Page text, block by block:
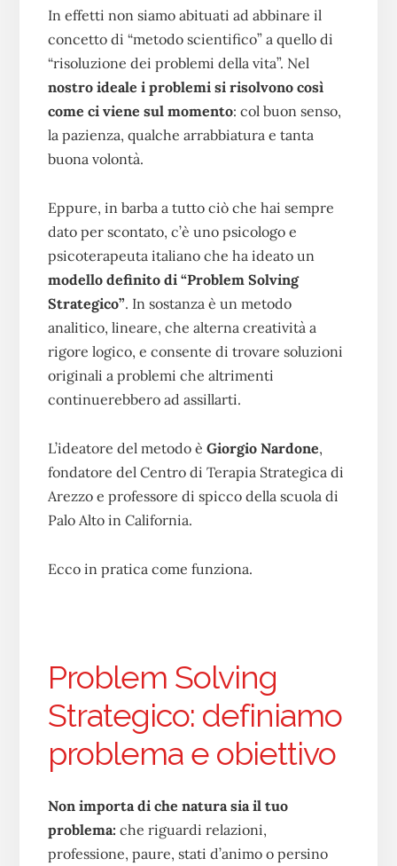
In effetti non siamo abituati ad abbinare il
concetto di “metodo scientifico” a quello di
“risoluzione dei problemi della vita”. Nel
nostro ideale i problemi si risolvono così
come ci viene sul momento: col buon senso,
la pazienza, qualche arrabbiatura e tanta
buona volontà.
Eppure, in barba a tutto ciò che hai sempre
dato per scontato, c’è uno psicologo e
psicoterapeuta italiano che ha ideato un
modello definito di “Problem Solving
Strategico”. In sostanza è un metodo
analitico, lineare, che alterna creatività a
rigore logico, e consente di trovare soluzioni
originali a problemi che altrimenti
continuerebbero ad assillarti.
L’ideatore del metodo è Giorgio Nardone,
fondatore del Centro di Terapia Strategica di
Arezzo e professore di spicco della scuola di
Palo Alto in California.
Ecco in pratica come funziona.
Problem Solving
Strategico: definiamo
problema e obiettivo
Non importa di che natura sia il tuo
problema: che riguardi relazioni,
professione, paure, stati d’animo o persino